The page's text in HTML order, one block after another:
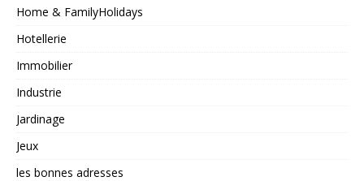
Home & FamilyHolidays
Hotellerie
Immobilier
Industrie
Jardinage
Jeux
les bonnes adresses